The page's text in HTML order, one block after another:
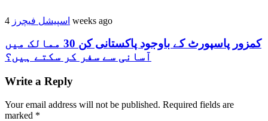
اسپیشل فیچرز 4 weeks ago
کمزور پاسپورٹ کے باوجود پاکستانی کن 30 ممالک میں
آسانی سے سفر کر سکتے ہیں؟
Write a Reply
Your email address will not be published. Required fields are
marked *